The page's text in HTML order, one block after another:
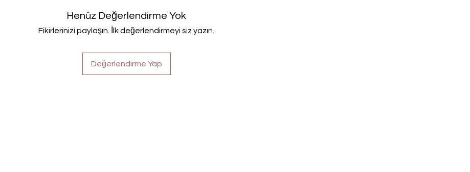
Henüz Değerlendirme Yok
Fikirlerinizi paylaşın. İlk değerlendirmeyi siz yazın.
Değerlendirme Yap